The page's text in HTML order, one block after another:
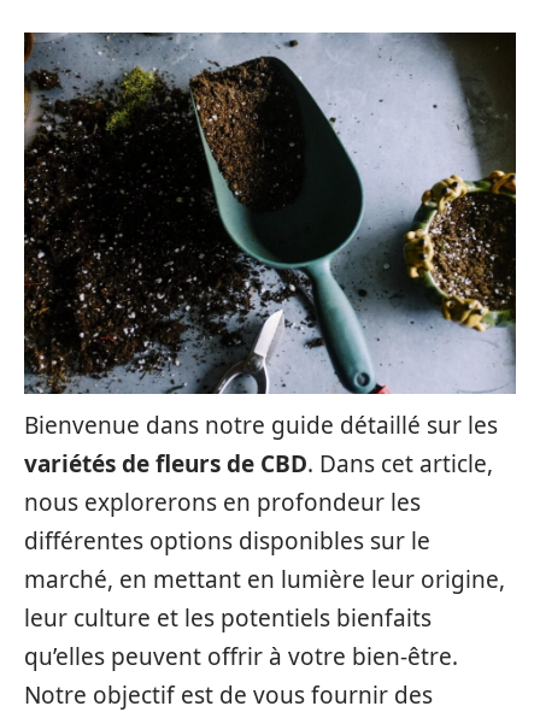
Bienvenue dans notre guide détaillé sur les
variétés de fleurs de CBD. Dans cet article,
nous explorerons en profondeur les
différentes options disponibles sur le
marché, en mettant en lumière leur origine,
leur culture et les potentiels bienfaits
qu’elles peuvent offrir à votre bien-être.
Notre objectif est de vous fournir des